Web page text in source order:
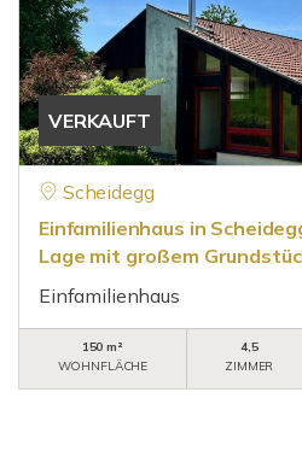
VERKAUFT
Scheidegg
Einfamilienhaus in
Lage mit großem
Einfamilienhaus
150 m²
WOHNFLÄCHE
4,5
ZIMMER